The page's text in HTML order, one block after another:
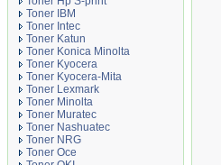
Toner IBM
Toner Intec
Toner Katun
Toner Konica Minolta
Toner Kyocera
Toner Kyocera-Mita
Toner Lexmark
Toner Minolta
Toner Muratec
Toner Nashuatec
Toner NRG
Toner Oce